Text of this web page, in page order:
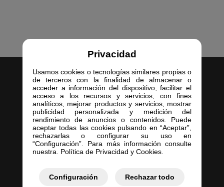
Privacidad
Usamos cookies o tecnologías similares propias o
de terceros con la finalidad de almacenar o
acceder a información del dispositivo, facilitar el
acceso a los recursos y servicios, con fines
analíticos, mejorar productos y servicios, mostrar
publicidad personalizada y medición del
rendimiento de anuncios o contenidos. Puede
aceptar todas las cookies pulsando en “Aceptar”,
rechazarlas o configurar su uso en
“Configuración”. Para más información consulte
nuestra. Política de Privacidad y Cookies.
Configuración Rechazar todo
Inicio
Empresa
Servicios
Contacto
Mis Presupuestos